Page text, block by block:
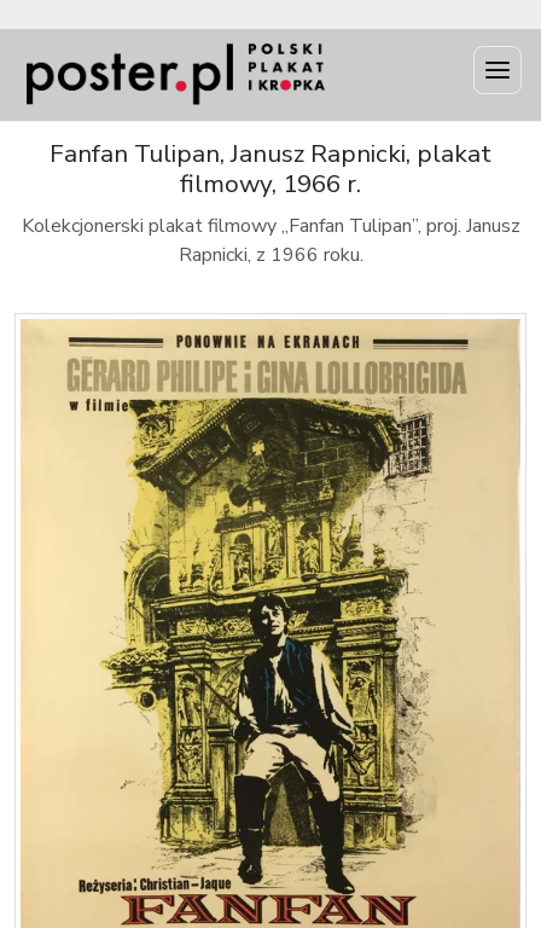
Fanfan Tulipan, Janusz Rapnicki, plakat
filmowy, 1966 r.
Kolekcjonerski plakat filmowy „Fanfan Tulipan”, proj. Janusz
Rapnicki, z 1966 roku.